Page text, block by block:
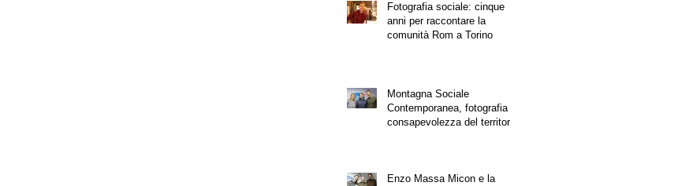
Fotografia sociale: cinque
anni per raccontare la
comunità Rom a Torino
Montagna Sociale
Contemporanea, fotografia e
consapevolezza del territorio
Enzo Massa Micon e la